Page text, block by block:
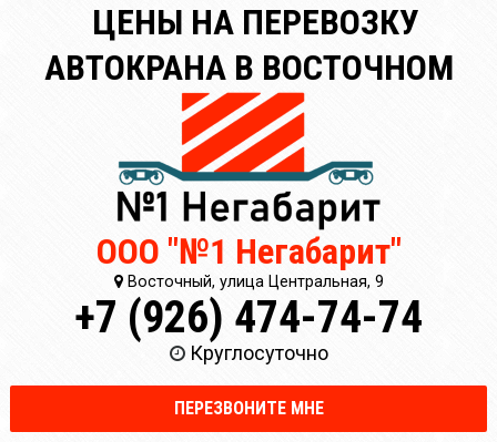
ЦЕНЫ НА ПЕРЕВОЗКУ
АВТОКРАНА В ВОСТОЧНОМ
ООО "№1 Негабарит"
Восточный, улица Центральная, 9
+7 (926) 474-74-74
Круглосуточно
ПЕРЕЗВОНИТЕ МНЕ